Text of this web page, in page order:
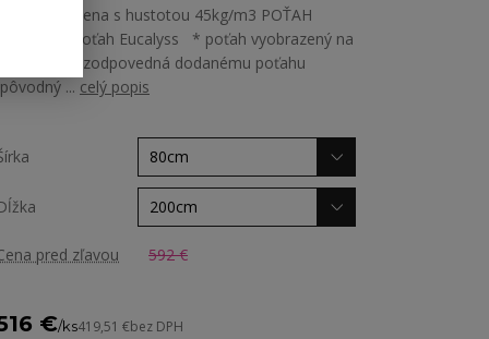
studená HR-ena s hustotou 45kg/m3 POŤAH
MATRACA poťah Eucalyss * poťah vyobrazený na
fotografii nezodpovedná dodanému poťahu
... celý popis
pred zľavou 592 €
€/ks419,51 €bez DPH